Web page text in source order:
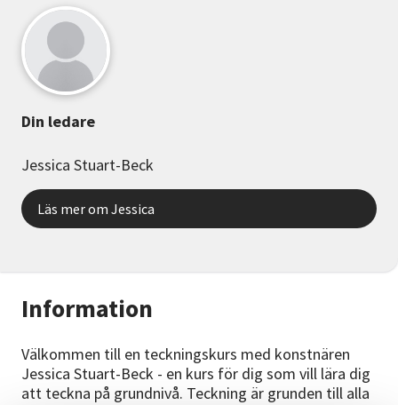
Information
Välkommen till en teckningskurs med konstnären
Jessica Stuart-Beck - en kurs för dig som vill lära dig
att teckna på grundnivå. Teckning är grunden till alla
Din ledare
Jessica Stuart-Beck
Läs mer om Jessica